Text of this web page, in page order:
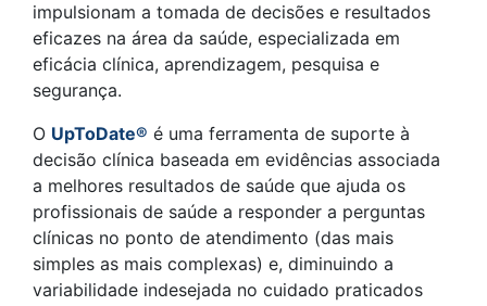
impulsionam a tomada de decisões e resultados
eficazes na área da saúde, especializada em
eficácia clínica, aprendizagem, pesquisa e
segurança.
O UpToDate® é uma ferramenta de suporte à
decisão clínica baseada em evidências associada
a melhores resultados de saúde que ajuda os
profissionais de saúde a responder a perguntas
clínicas no ponto de atendimento (das mais
simples as mais complexas) e, diminuindo a
variabilidade indesejada no cuidado praticados